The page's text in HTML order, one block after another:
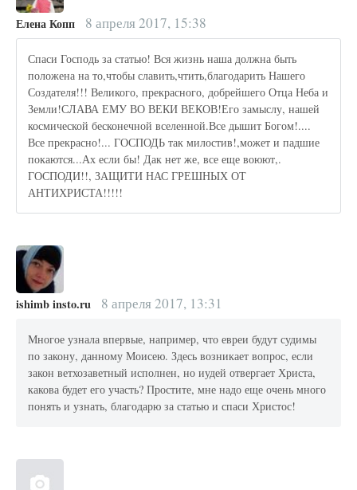
Елена Копп 8 апреля 2017, 15:38
Спаси Господь за статью! Вся жизнь наша должна быть
положена на то,чтобы славить,чтить,благодарить Нашего
Создателя!!! Великого, прекрасного, добрейшего Отца Неба и
Земли!СЛАВА ЕМУ ВО ВЕКИ ВЕКОВ!Его замыслу, нашей
космической бесконечной вселенной.Все дышит Богом!....
Все прекрасно!... ГОСПОДЬ так милостив!,может и падшие
покаются...Ах если бы! Дак нет же, все еще воюют,.
ГОСПОДИ!!, ЗАЩИТИ НАС ГРЕШНЫХ ОТ
АНТИХРИСТА!!!!!
ishimb insto.ru 8 апреля 2017, 13:31
Многое узнала впервые, например, что евреи будут судимы
по закону, данному Моисею. Здесь возникает вопрос, если
закон ветхозаветный исполнен, но иудей отвергает Христа,
какова будет его участь? Простите, мне надо еще очень много
понять и узнать, благодарю за статью и спаси Христос!